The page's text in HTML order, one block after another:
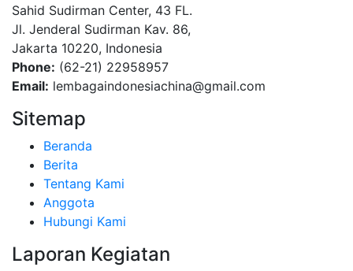
Sahid Sudirman Center, 43 FL.
Jl. Jenderal Sudirman Kav. 86,
Jakarta 10220, Indonesia
Phone: (62-21) 22958957
Email: lembagaindonesiachina@gmail.com
Sitemap
Beranda
Berita
Tentang Kami
Anggota
Hubungi Kami
Laporan Kegiatan